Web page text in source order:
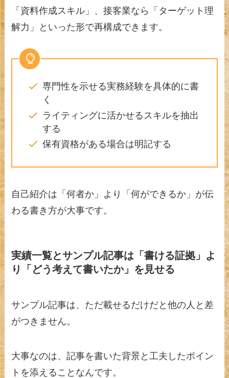
「資料作成スキル」、接客業なら「ターゲット理
解力」といった形で再構成できます。
専門性を示せる実務経験を具体的に書
く
ライティングに活かせるスキルを抽出
する
保有資格がある場合は明記する
自己紹介は「何者か」より「何ができるか」が伝
わる書き方が大事です。
実績一覧とサンプル記事は「書ける証拠」よ
り「どう考えて書いたか」を見せる
サンプル記事は、ただ載せるだけだと他の人と差
がつきません。
大事なのは、記事を書いた背景と工夫したポイン
トを添えることなんです。